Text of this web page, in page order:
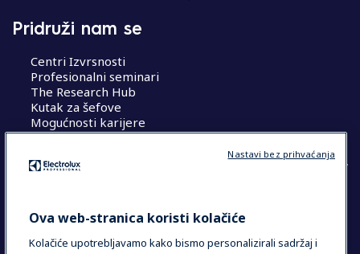
Pridruži nam se
Centri Izvrsnosti
Profesionalni seminari
The Research Hub
Kutak za šefove
Mogućnosti karijere
COUNTRY AND LANGUAGE
Ova web-stranica koristi kolačiće
Kolačiće upotrebljavamo kako bismo personalizirali sadržaj i
Nastavi bez prihvaćanja